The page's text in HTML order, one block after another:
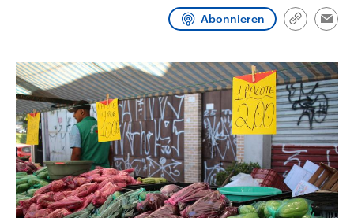
den mächtigsten Ländern der Erde, Region wieder die Gewalt
Israel möchte die Hamas
Diese wird wie die
Sendungen Programm Podcasts
Audio-Archiv
Abonnieren
Link